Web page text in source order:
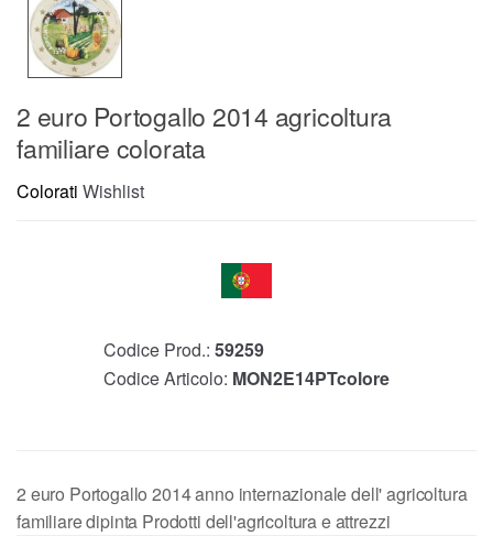
2 euro Portogallo 2014 agricoltura
familiare colorata
Colorati Wishlist
Codice Prod.: 59259
Codice Articolo: MON2E14PTcolore
2 euro Portogallo 2014 anno internazionale dell' agricoltura
familiare dipinta Prodotti dell'agricoltura e attrezzi